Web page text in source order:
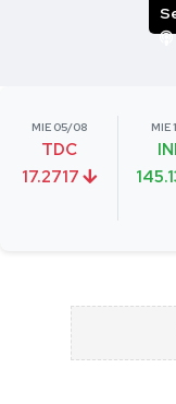
MIE 05/08
TDC
17.2717
MIE